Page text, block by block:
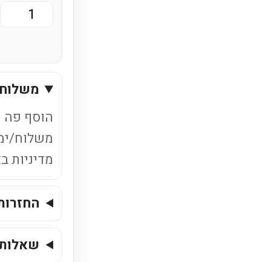
כמות
בקבוק
פלסטיק
500
ישראלי
הוסף פה
משלוח/
מדיניות